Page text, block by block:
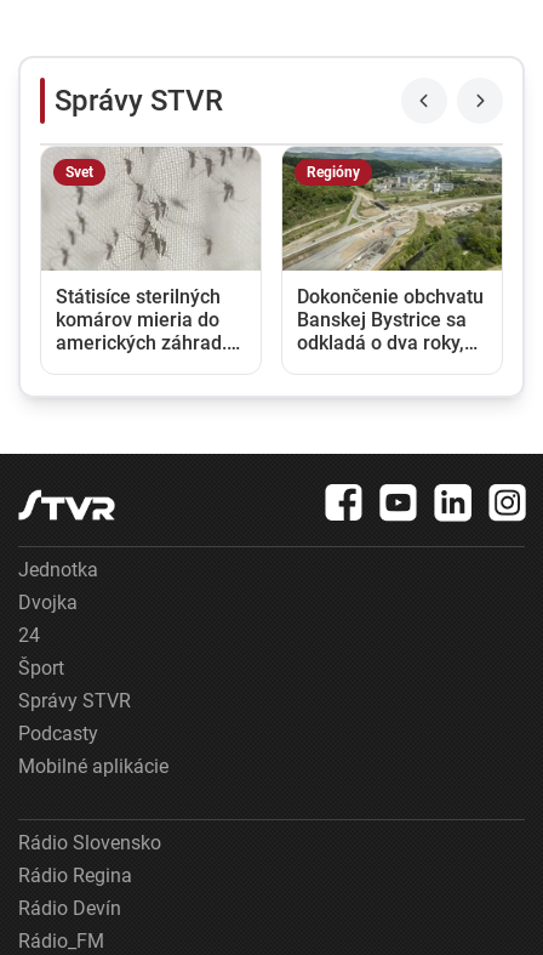
Správy STVR
Svet
Státisíce sterilných
komárov mieria do
amerických záhrad.
Regióny
Dokončenie obchvatu
Banskej Bystrice sa
odkladá o dva roky,
Jednotka
Dvojka
24
Šport
Správy STVR
Podcasty
Mobilné aplikácie
Rádio Slovensko
Rádio Regina
Rádio Devín
Rádio_FM